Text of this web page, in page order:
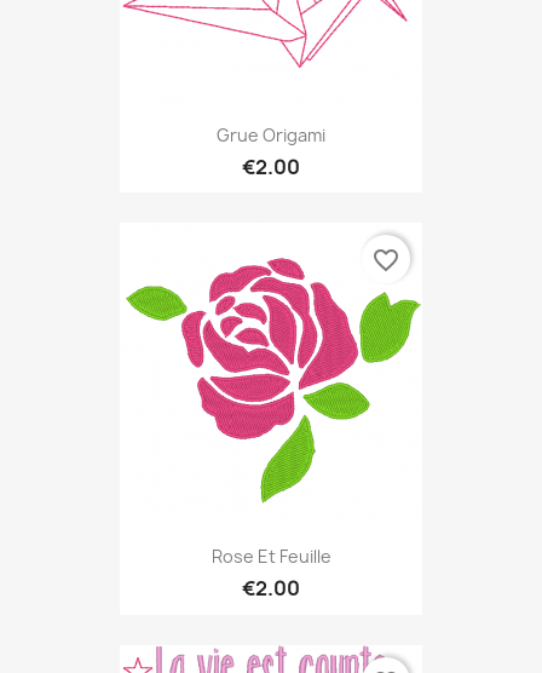
Grue Origami
€2.00
Rose Et Feuille
€2.00
favorite_border